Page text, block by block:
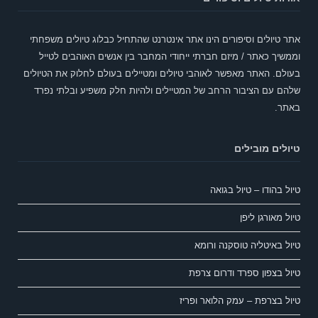
אתר טיולים וסיפורים הינו אתר אינטרנט שהתחיל כבלוג טיולים משפחתי
וממשיך כאתר / מיזם חברתי ייחודי המחבר בין אנשים האוהבים לטייל
בעולם. האתר מאפשר לאוהבי טיולים ומטיילים בעולם לחלוק את הטיולים
שלהם עם הציבור הרחב של המטיילים ולהיות חלק משפיע ובלתי נפרד
באתר.
טיולים מובילים
טיול בהודו – טיול בגואה
טיול מאורגן ליפן
טיול באיטליה טוסקנה ורומא
טיול בצפון ספרד ודרום צרפת
טיול בצרפת – עמק הלואר ופריז